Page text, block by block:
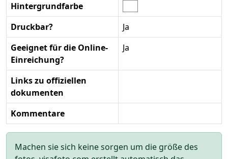
Hintergrundfarbe
Druckbar?
Ja
Geeignet für die Online-
Einreichung?
Ja
Links zu offiziellen
dokumenten
Kommentare
Machen sie sich keine sorgen um die größe des